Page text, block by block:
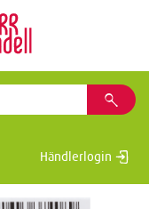
Händlerlogin